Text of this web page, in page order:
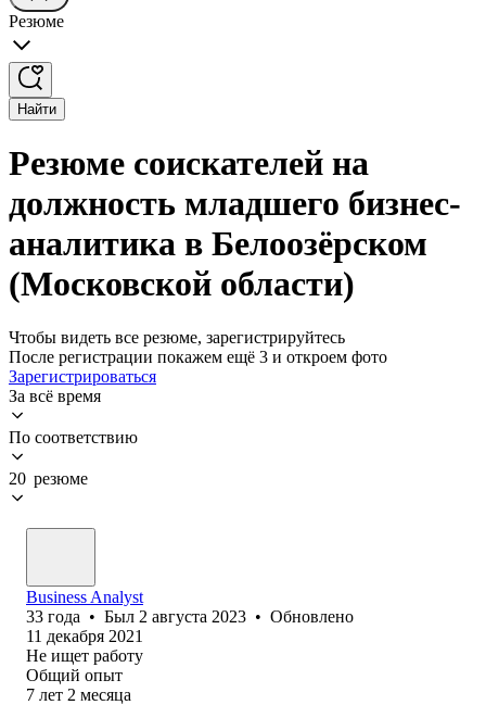
Резюме
Найти
Резюме соискателей на
должность младшего бизнес-
аналитика в Белоозёрском
(Московской области)
Чтобы видеть все резюме, зарегистрируйтесь
После регистрации покажем ещё 3 и откроем фото
Зарегистрироваться
За всё время
По соответствию
20 резюме
Business Analyst
33 года • Был 2 августа 2023 • Обновлено
11 декабря 2021
Не ищет работу
Общий опыт
7 лет 2 месяца